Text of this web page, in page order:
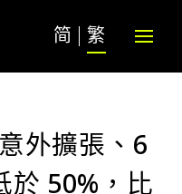
简 繁
外擴張、6
於 50%，比